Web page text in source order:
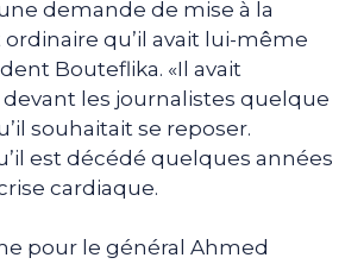
demande de mise à la
qu’il avait lui-même
Bouteflika. «Il avait
devant les journalistes quelque
souhaitait se reposer.
est décédé quelques années
cardiaque.
pour le général Ahmed